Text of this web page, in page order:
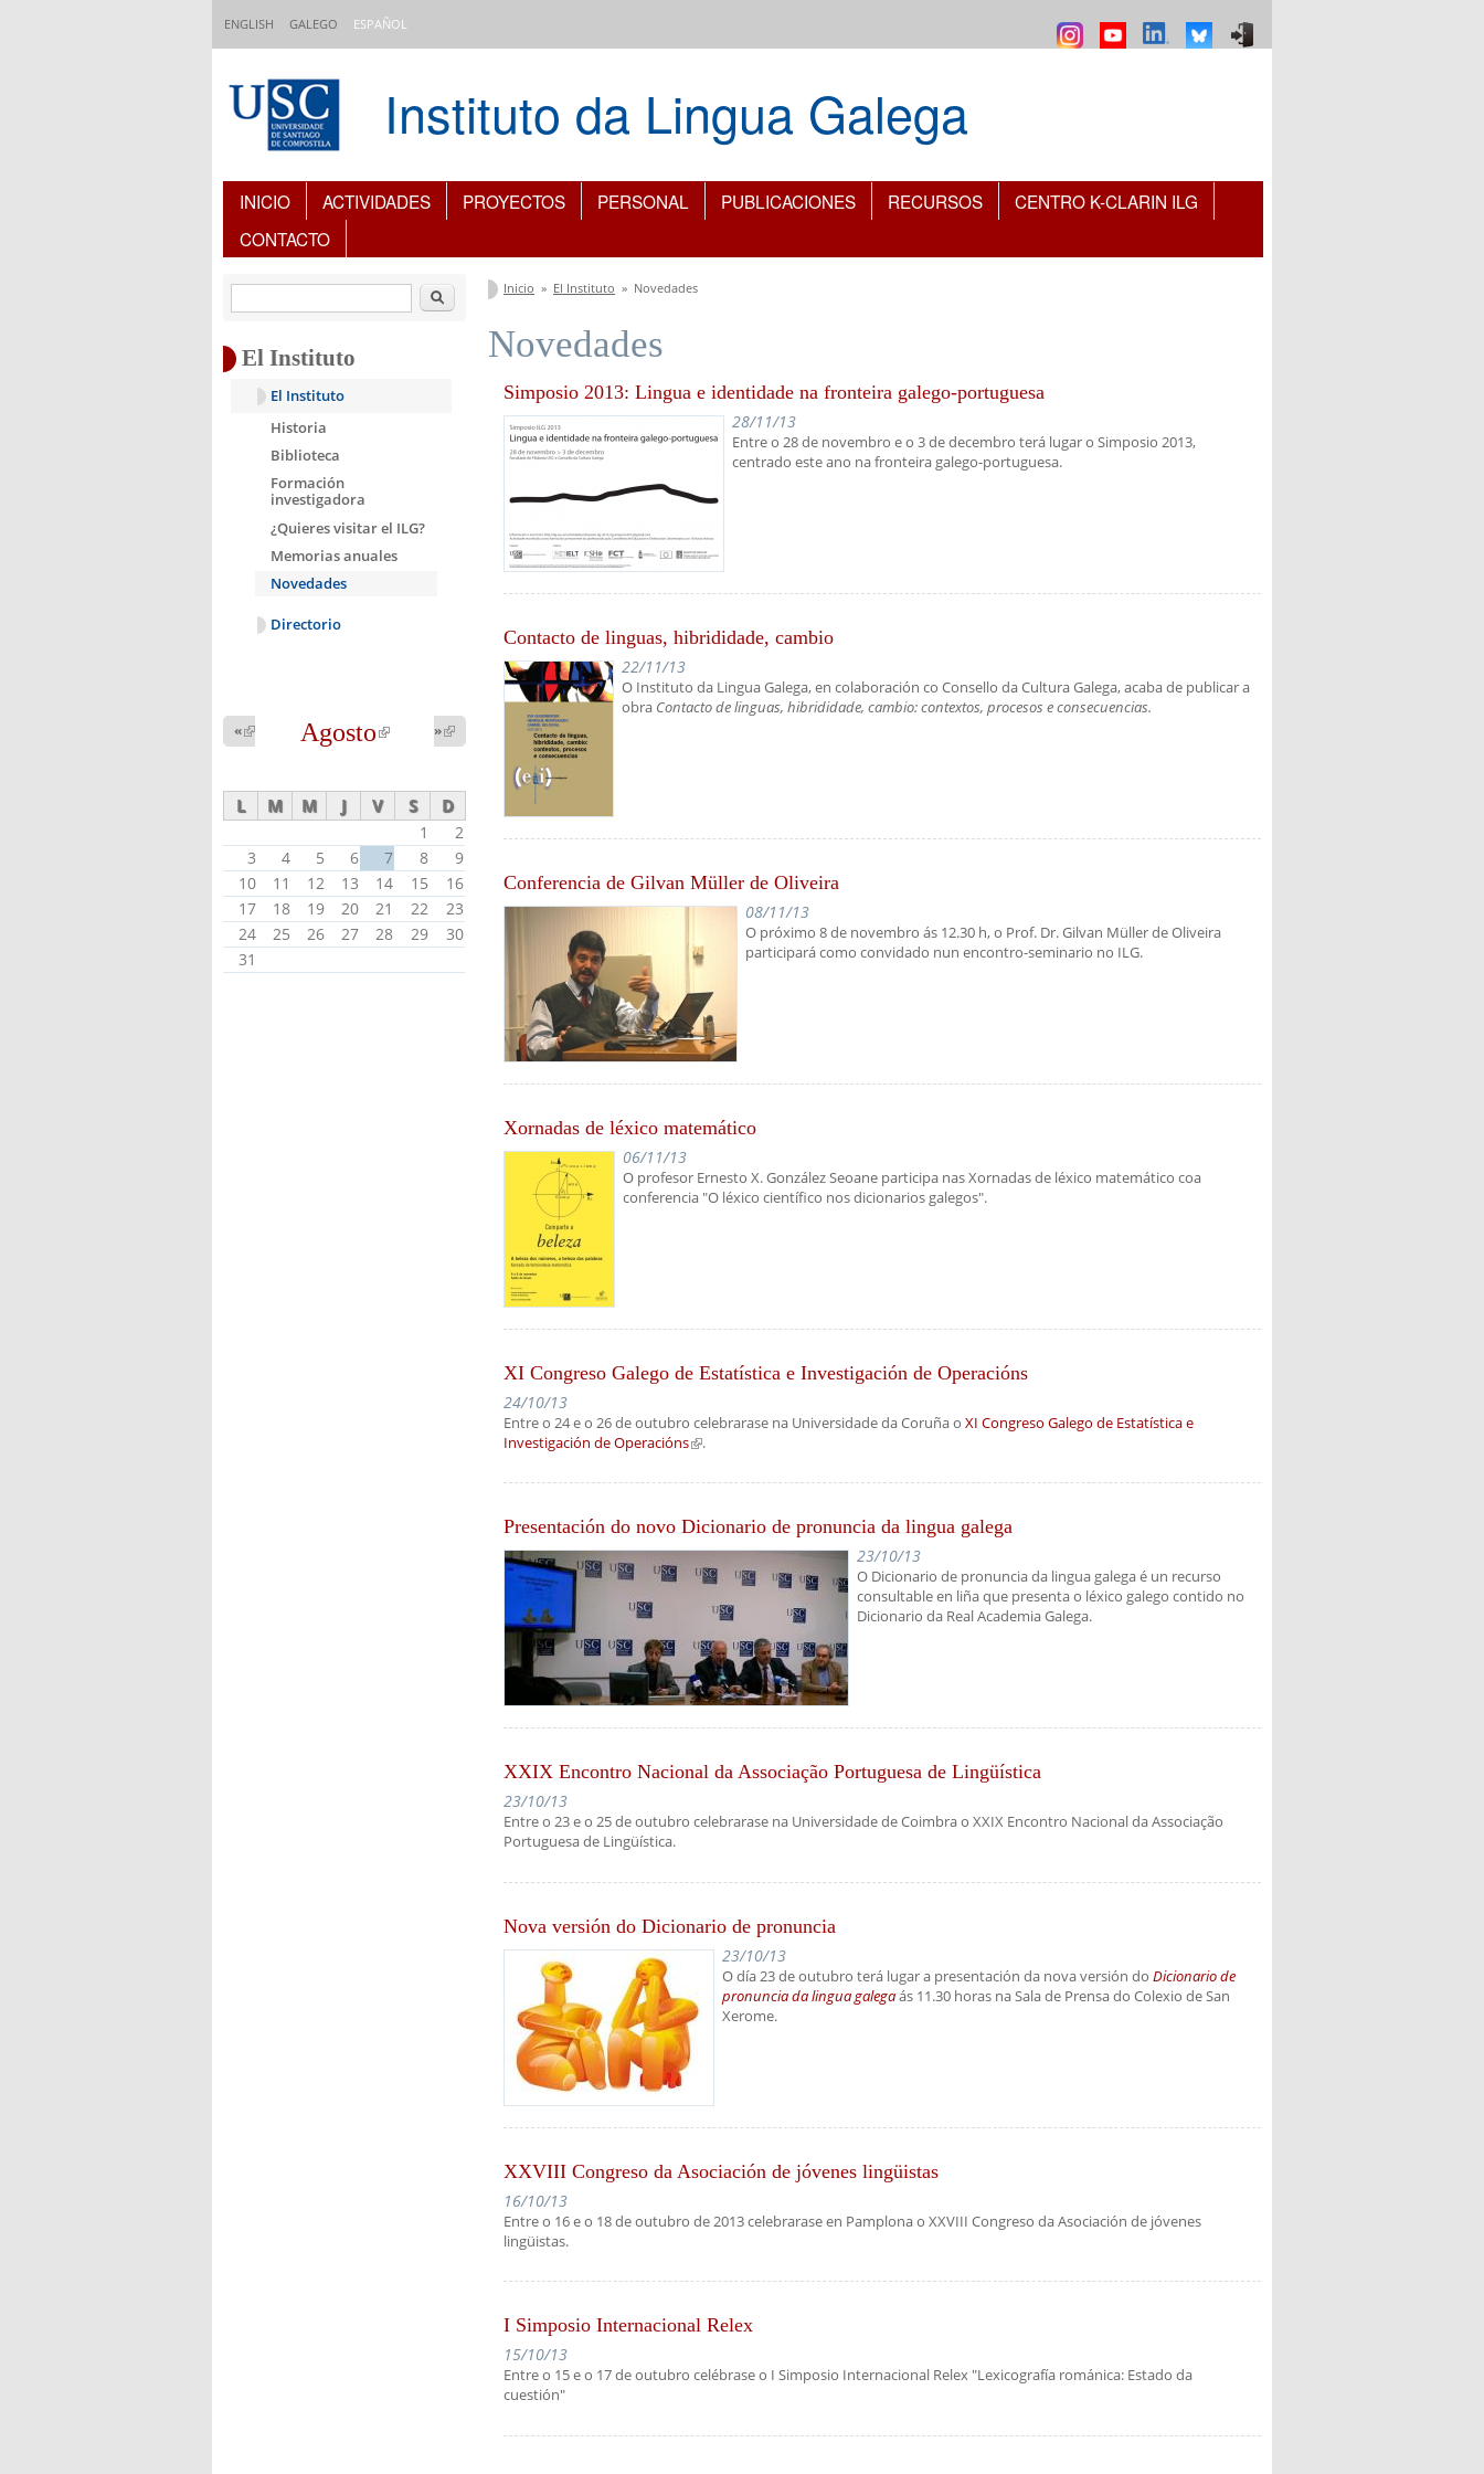
ENGLISH GALEGO ESPAÑOL
Instituto da Lingua Galega
Índice de contenidos
INICIO ACTIVIDADES PROYECTOS PERSONAL PUBLICACIONES RECURSOS
CENTRO K-CLARIN ILG
CONTACTO
Se encuentra usted aquí
Inicio » El Instituto » Novedades
Novedades
Simposio 2013: Lingua e identidade na fronteira galego-portuguesa
28/11/13
Entre o 28 de novembro e o 3 de decembro terá lugar o Simposio 2013,
centrado este ano na fronteira galego-portuguesa.
Contacto de linguas, hibrididade, cambio
22/11/13
O Instituto da Lingua Galega, en colaboración co Consello da Cultura Galega, acaba de publicar a
obra Contacto de linguas, hibrididade, cambio: contextos, procesos e consecuencias.
Conferencia de Gilvan Müller de Oliveira
08/11/13
O próximo 8 de novembro ás 12.30 h, o Prof. Dr. Gilvan Müller de Oliveira
participará como convidado nun encontro-seminario no ILG.
Xornadas de léxico matemático
06/11/13
O profesor Ernesto X. González Seoane participa nas Xornadas de léxico matemático coa
conferencia "O léxico científico nos dicionarios galegos".
XI Congreso Galego de Estatística e Investigación de Operacións
24/10/13
Entre o 24 e o 26 de outubro celebrarase na Universidade da Coruña o XI Congreso Galego de Estatística e
Investigación de Operacións(link is external)
.
Presentación do novo Dicionario de pronuncia da lingua galega
23/10/13
O Dicionario de pronuncia da lingua galega é un recurso
consultable en liña que presenta o léxico galego contido no
Dicionario da Real Academia Galega.
XXIX Encontro Nacional da Associação Portuguesa de Lingüística
23/10/13
Entre o 23 e o 25 de outubro celebrarase na Universidade de Coimbra o XXIX Encontro Nacional da Associação
Portuguesa de Lingüística.
Nova versión do Dicionario de pronuncia
23/10/13
O día 23 de outubro terá lugar a presentación da nova versión do Dicionario de
pronuncia da lingua galegaás 11.30 horas na Sala de Prensa do Colexio de San
Xerome.
XXVIII Congreso da Asociación de jóvenes lingüistas
16/10/13
Entre o 16 e o 18 de outubro de 2013 celebrarase en Pamplona o XXVIII Congreso da Asociación de jóvenes
lingüistas.
I Simposio Internacional Relex
15/10/13
Entre o 15 e o 17 de outubro celébrase o I Simposio Internacional Relex "Lexicografía románica: Estado da
cuestión"
Buscar
El Instituto
El Instituto
Historia
Biblioteca
Formación
investigadora
¿Quieres visitar el ILG?
Memorias anuales
Novedades
Directorio
Agosto (link is
«
external)
»
external)
L M M J V S D
1
2
3
4 5 6 7 8
9
10
11 12 13 14 15
16
17
18 19 20 21 22
23
24
25 26 27 28 29
30
31